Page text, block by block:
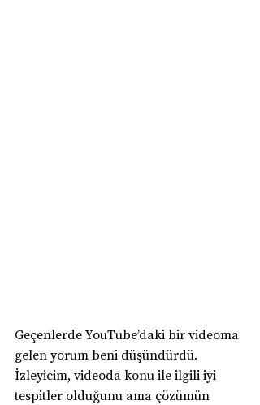
Geçenlerde YouTube’daki bir videoma
gelen yorum beni düşündürdü.
İzleyicim, videoda konu ile ilgili iyi
tespitler olduğunu ama çözümün